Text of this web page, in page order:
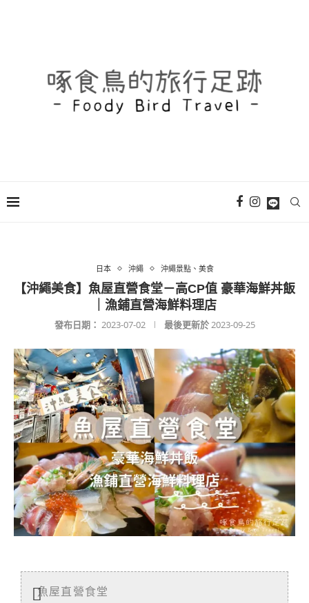
日本 沖繩 沖繩景點、美食
【沖繩美食】魚屋直營食堂－高CP值 豪華海鮮丼飯
｜漁鋪直營海鮮料理店
發布日期： 2023-07-02 最後更新於2023-09-25
魚屋直營食堂